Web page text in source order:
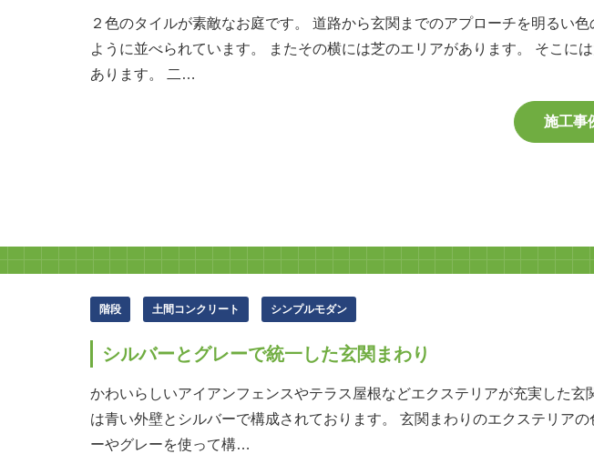
２色のタイルが素敵なお庭です。 道路から玄関までのアプローチを明るい
ように並べられています。 またその横には芝のエリアがあります。 そこに
あります。 二…
施工事
階段 土間コンクリート シンプルモダン
シルバーとグレーで統一した玄関まわり
かわいらしいアイアンフェンスやテラス屋根などエクステリアが充実した玄
は青い外壁とシルバーで構成されております。 玄関まわりのエクステリア
ーやグレーを使って構…